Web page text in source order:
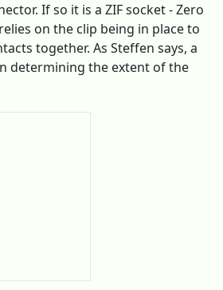
If so it is a ZIF socket - Zero
on the clip being in place to
together. As Steffen says, a
determining the extent of the